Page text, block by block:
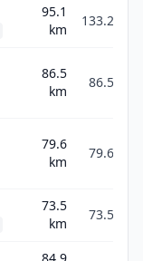
95.1
km
133.2
86.5
km
86.5
79.6
km
79.6
73.5
km
73.5